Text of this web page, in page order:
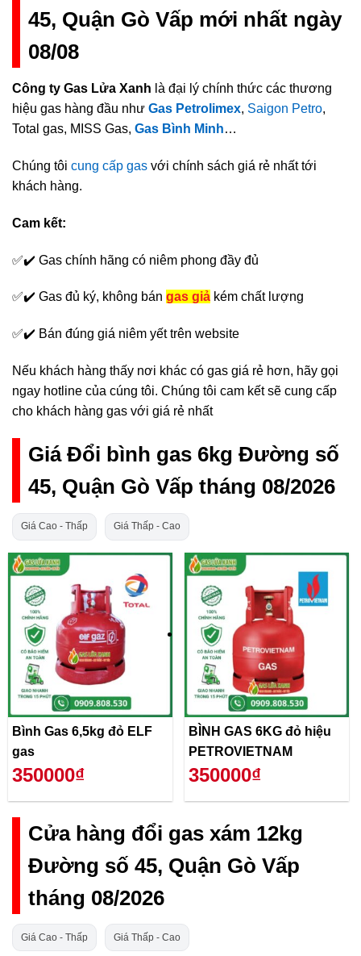
45, Quận Gò Vấp mới nhất ngày
08/08
Công ty Gas Lửa Xanh là đại lý chính thức các thương
hiệu gas hàng đầu như Gas Petrolimex, Saigon Petro,
Total gas, MISS Gas, Gas Bình Minh…
Chúng tôi cung cấp gas với chính sách giá rẻ nhất tới
khách hàng.
Cam kết:
✅✔️ Gas chính hãng có niêm phong đầy đủ
✅✔️ Gas đủ ký, không bán gas giả kém chất lượng
✅✔️ Bán đúng giá niêm yết trên website
Nếu khách hàng thấy nơi khác có gas giá rẻ hơn, hãy gọi
ngay hotline của cúng tôi. Chúng tôi cam kết sẽ cung cấp
cho khách hàng gas với giá rẻ nhất
Giá Đổi bình gas 6kg Đường số
45, Quận Gò Vấp tháng 08/2026
Giá Cao - Thấp Giá Thấp - Cao
Bình Gas 6,5kg đỏ ELF
gas
350000₫
BÌNH GAS 6KG đỏ hiệu
PETROVIETNAM
350000₫
Cửa hàng đổi gas xám 12kg
Đường số 45, Quận Gò Vấp
tháng 08/2026
Giá Cao - Thấp Giá Thấp - Cao